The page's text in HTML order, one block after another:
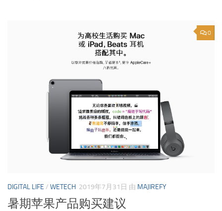
0
DIGITAL LIFE / WETECH 2019年7月31日 由 MAJIREFY
暑期苹果产品购买建议